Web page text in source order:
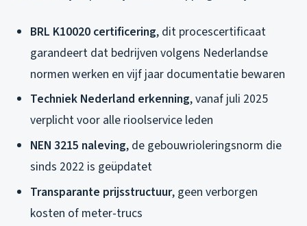
BRL K10020 certificering, dit procescertificaat
garandeert dat bedrijven volgens Nederlandse
normen werken en vijf jaar documentatie bewaren
Techniek Nederland erkenning, vanaf juli 2025
verplicht voor alle rioolservice leden
NEN 3215 naleving, de gebouwrioleringsnorm die
sinds 2022 is geüpdatet
Transparante prijsstructuur, geen verborgen
kosten of meter-trucs